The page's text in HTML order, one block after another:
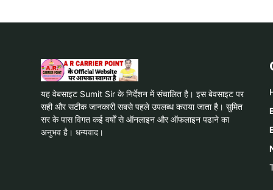
यह वेबसाइट Sumit Sir के निर्देशन में संचालित है। इस बेवसाइट पर
सही और सटीक जानकारी सबसे पहले उपलब्ध कराया जाता है। सुमित
सर के पास विगत कई वर्षों से ऑनलाइन और ऑफलाइन पढाने का
अनुभव है। धन्यवाद।